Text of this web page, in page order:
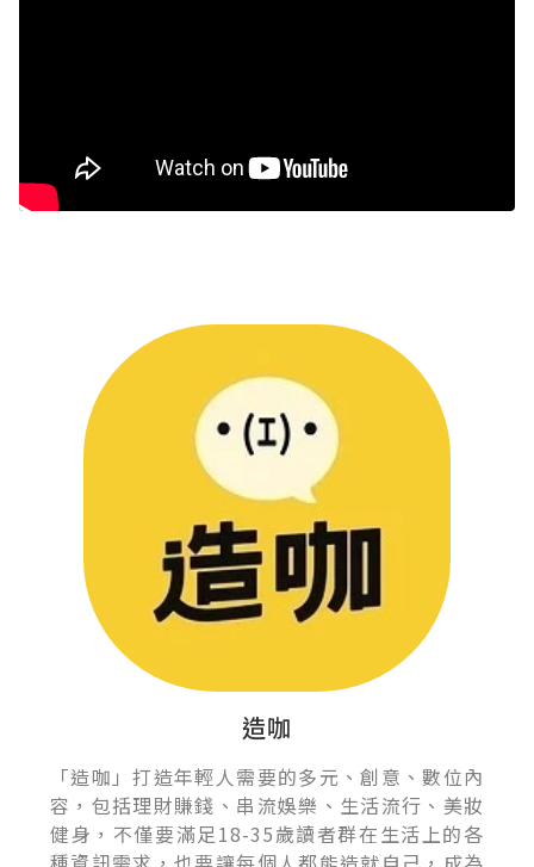
造咖
「造咖」打造年輕人需要的多元、創意、數位內
容，包括理財賺錢、串流娛樂、生活流行、美妝
健身，不僅要滿足18-35歲讀者群在生活上的各